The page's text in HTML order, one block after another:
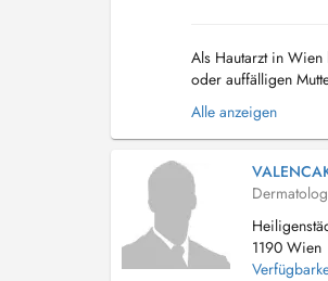
Als Hautarzt in Wien
oder auffälligen
Hautkrebsvorsorge
Alle anzeigen
1190 Wien